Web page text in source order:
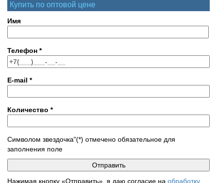
Купить по оптовой цене
Имя
Телефон *
E-mail *
Количество *
Символом звездочка"(*) отмечено обязательное для
заполнения поле
Нажимая кнопку «Отправить», я даю согласие на обработку